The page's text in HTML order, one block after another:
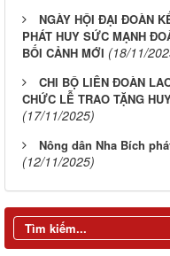
NGÀY HỘI ĐẠI ĐOÀN
PHÁT HUY SỨC MẠNH
BỐI CẢNH MỚI (18/11/
CHI BỘ LIÊN ĐOÀN
CHỨC LỄ TRAO TẶNG
(17/11/2025)
Nông dân Nha Bích
(12/11/2025)
Đồng chí Nguyễn Tấn
tác Mặt trận quý I năm
thi đua số 5